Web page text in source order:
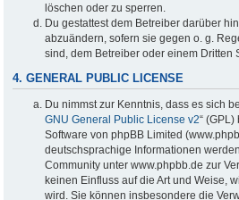
löschen oder zu sperren.
Du gestattest dem Betreiber darüber
abzuändern, sofern sie gegen o. g.
sind, dem Betreiber oder einem Dritten
4. GENERAL PUBLIC LICENSE
Du nimmst zur Kenntnis, dass es sich
GNU General Public License v2“
Software von phpBB Limited
deutschsprachige Informationen
Community unter www.phpbb.de zur
keinen Einfluss auf die Art und Weise,
wird. Sie können insbesondere die